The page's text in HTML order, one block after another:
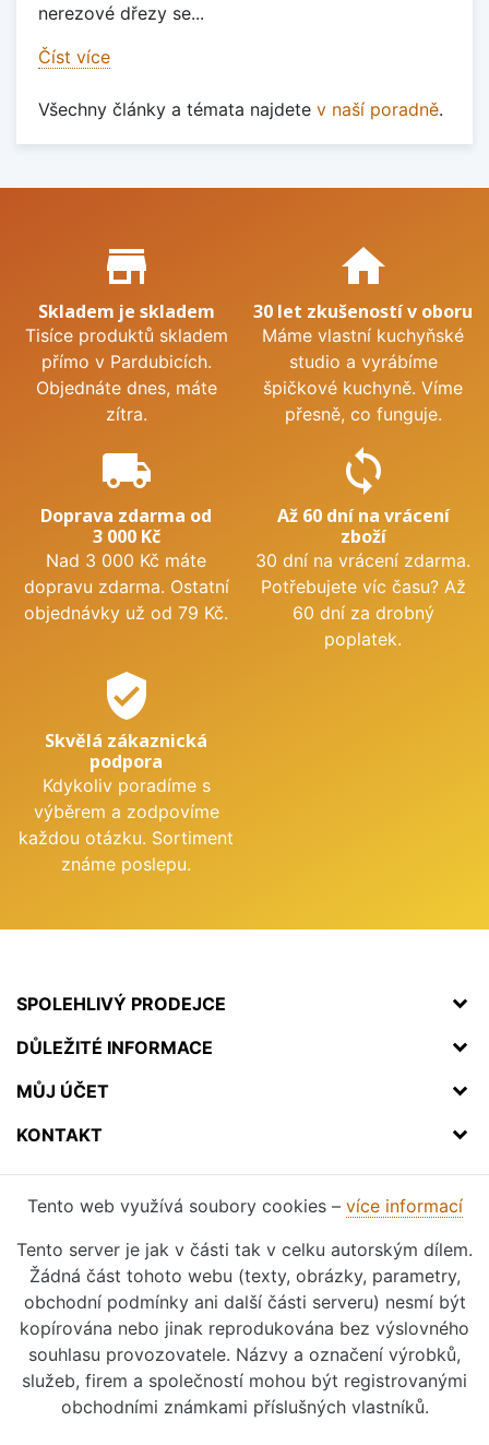
nerezové dřezy se...
Číst více
Všechny články a témata najdete v naší poradně.
Proč nakupovat u nás?
store_mall_directory
Skladem je skladem
Tisíce produktů skladem
přímo v Pardubicích.
Objednáte dnes, máte
zítra.
home
30 let zkušeností v oboru
Máme vlastní kuchyňské
studio a vyrábíme
špičkové kuchyně. Víme
přesně, co funguje.
local_shipping
Doprava zdarma od
3 000 Kč
Nad 3 000 Kč máte
dopravu zdarma. Ostatní
objednávky už od 79 Kč.
sync
Až 60 dní na vrácení
zboží
30 dní na vrácení zdarma.
Potřebujete víc času? Až
60 dní za drobný
poplatek.
verified_user
Skvělá zákaznická
podpora
Kdykoliv poradíme s
výběrem a zodpovíme
každou otázku. Sortiment
známe poslepu.
SPOLEHLIVÝ PRODEJCE
DŮLEŽITÉ INFORMACE
MŮJ ÚČET
KONTAKT
Tento web využívá soubory cookies – více informací
Tento server je jak v části tak v celku autorským dílem.
Žádná část tohoto webu (texty, obrázky, parametry,
obchodní podmínky ani další části serveru) nesmí být
kopírována nebo jinak reprodukována bez výslovného
souhlasu provozovatele. Názvy a označení výrobků,
služeb, firem a společností mohou být registrovanými
obchodními známkami příslušných vlastníků.